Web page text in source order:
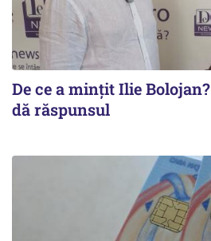
De ce a mințit Ilie
dă răspunsul